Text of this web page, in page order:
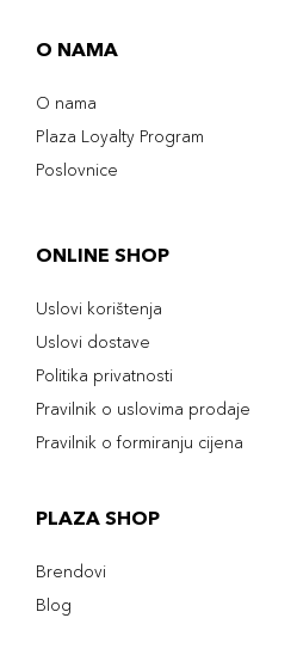
O NAMA
O nama
Plaza Loyalty Program
Poslovnice
ONLINE SHOP
Uslovi korištenja
Uslovi dostave
Politika privatnosti
Pravilnik o uslovima prodaje
Pravilnik o formiranju cijena
PLAZA SHOP
Brendovi
Blog